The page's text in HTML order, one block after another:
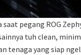
pegang ROG
tuh clean,
tenaga yang siap